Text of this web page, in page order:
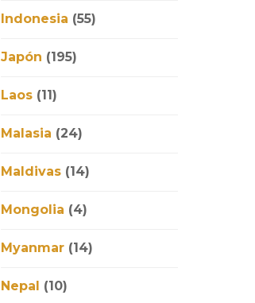
Indonesia (55)
Japón (195)
Laos (11)
Malasia (24)
Maldivas (14)
Mongolia (4)
Myanmar (14)
Nepal (10)